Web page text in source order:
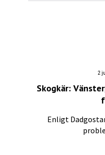
2
Skogkär:
Enligt